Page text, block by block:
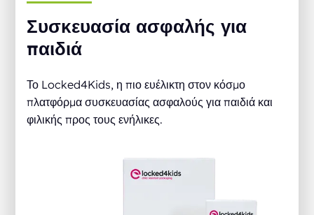
Συσκευασία ασφαλής για
παιδιά
Το Locked4Kids, η πιο ευέλικτη στον κόσμο
πλατφόρμα συσκευασίας ασφαλούς για παιδιά και
φιλικής προς τους ενήλικες.